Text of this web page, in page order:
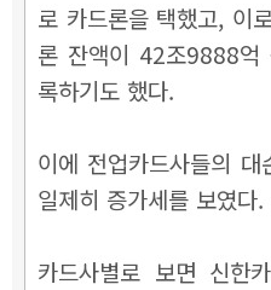
로 카드론을 택했고, 이
론 잔액이 42조9888억
록하기도 했다.
이에 전업카드사들의
일제히 증가세를 보였다.
카드사별로 보면 신한